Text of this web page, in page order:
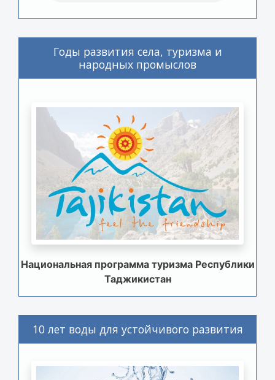
Годы развития села, туризма и
народных промыслов
Национальная программа туризма Республики
Таджикистан
10 лет воды для устойчивого развития